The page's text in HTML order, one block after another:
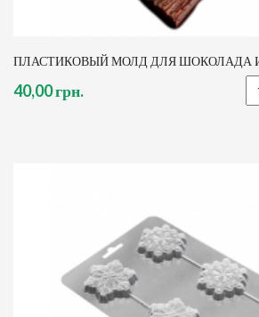
ПЛАСТИКОВЫЙ МОЛД ДЛЯ ШОКОЛАДА
40,00 грн.